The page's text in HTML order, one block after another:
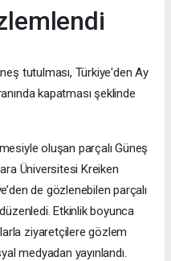
tutulması, Türkiye'den Ay
kapatması şeklinde
oluşan parçalı Güneş
Üniversitesi Kreiken
de gözlenebilen parçalı
Etkinlik boyunca
ziyaretçilere gözlem
medyadan yayınlandı.